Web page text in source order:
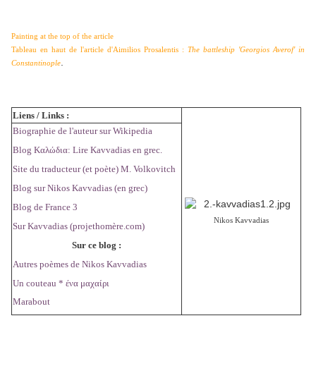
Painting at the top of the article
Tableau en haut de l'article d'Aimilios Prosalentis : The battleship 'Georgios Averof' in
Constantinople.
Liens / Links :
Nikos Kavvadias
Biographie de l'auteur sur Wikipedia
Blog Καλώδια: Lire Kavvadias en grec.
Site du traducteur (et poète) M. Volkovitch
Blog sur Nikos Kavvadias (en grec)
Blog de France 3
Sur Kavvadias (projethomère.com)
Sur ce blog :
Autres poèmes de Nikos Kavvadias
Un couteau * ένα μαχαίρι
Marabout